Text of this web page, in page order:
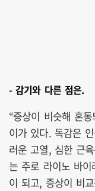
- 감기와 다른 점은.
“증상이 비슷해 혼
이가 있다. 독감은
러운 고열, 심한 근
는 주로 라이노 바
이 되고, 증상이 비